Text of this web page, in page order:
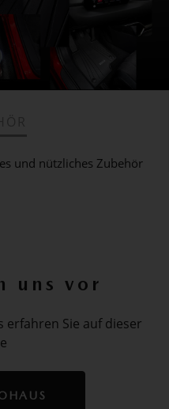
und nützliches Zubehör
uns vor
Sie auf dieser